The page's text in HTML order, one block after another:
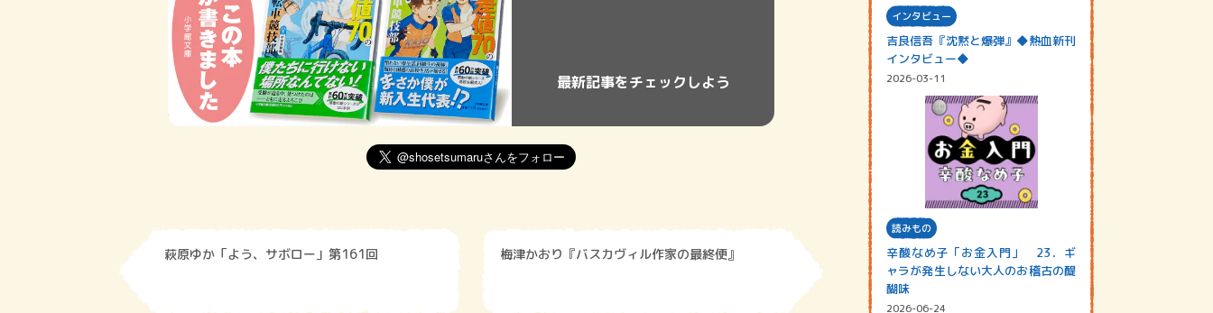
最新記事をチェックしよう
萩原ゆか「よう、サボロー」第161回 梅津かおり『バスカヴィル作家の最終便』
インタビュー
吉良信吾『沈黙と爆弾』◆熱血新刊
インタビュー◆
2026-03-11
読みもの
辛酸なめ子「お金入門」 23．ギ
ャラが発生しない大人のお稽古の醍
醐味
2026-06-24